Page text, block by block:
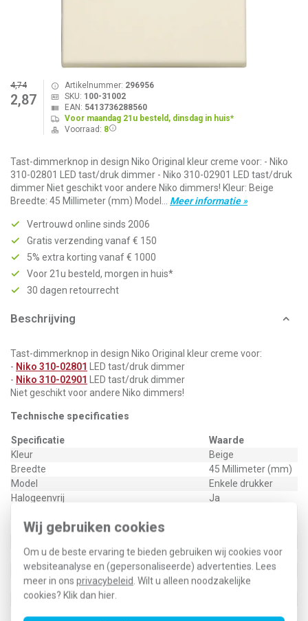
Wij gebruiken cookies
Om u de beste ervaring te bieden gebruiken wij cookies voor
websiteanalyse en (gepersonaliseerde) advertenties. Lees
meer in ons privacybeleid . Wilt u alleen noodzakelijke
cookies? Klik dan hier
4,74
2,87
Artikelnummer: 296956
SKU: 100-31002
EAN: 5413736288560
Voor maandag 21u besteld, dinsdag in huis*
Voorraad: 8
Tast-dimmerknop in design Niko Original kleur creme voor: - Niko
310-02801 LED tast/druk dimmer - Niko 310-02901 LED tast/druk
dimmer Niet geschikt voor andere Niko dimmers! Kleur: Beige
Breedte: 45 Millimeter (mm) Model... Meer informatie »
Vertrouwd online sinds 2006
Gratis verzending vanaf € 150
5% extra korting vanaf € 1000
Voor 21u besteld, morgen in huis*
30 dagen retourrecht
Beschrijving
Tast-dimmerknop in design Niko Original kleur creme voor:
- Niko 310-02801
LED tast/druk dimmer
- Niko 310-02901
LED tast/druk dimmer
Niet geschikt voor andere Niko dimmers!
Technische specificaties
Specificatie
Waarde
Kleur
Beige
Breedte
45 Millimeter (mm)
Model
Enkele drukker
Halogeenvrij
Ja
Diepte
Oppervlaktebescherming
Onbehandeld
Materiaalkwaliteit
Thermoplast
Materiaal
Kunststof
Bevestigingswijze